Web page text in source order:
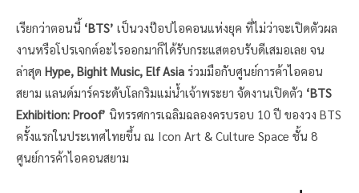
เรียกว่าตอนนี้ ‘BTS’ เป็นวงป๊อปไอคอนแห่งยุค ที่ไม่ว่าจะเปิดตัวผล
งานหรือโปรเจกต์อะไรออกมาก็ได้รับกระแสตอบรับดีเสมอเลย จน
ล่าสุด Hype, Bighit Music, Elf Asia ร่วมมือกับศูนย์การค้าไอคอน
สยาม แลนด์มาร์คระดับโลกริมแม่น้ำเจ้าพระยา จัดงานเปิดตัว ‘BTS
Exhibition: Proof’ นิทรรศการเฉลิมฉลองครบรอบ 10 ปี ของวง BTS
ครั้งแรกในประเทศไทยขึ้น ณ Icon Art & Culture Space ชั้น 8
ศูนย์การค้าไอคอนสยาม